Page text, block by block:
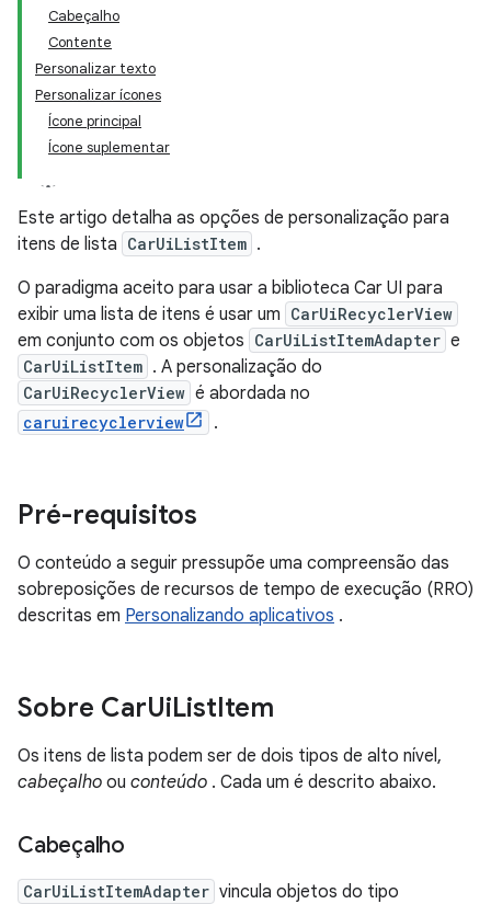
Cabeçalho
Contente
Personalizar texto
Personalizar ícones
Ícone principal
Ícone suplementar
Este artigo detalha as opções de personalização para
itens de lista CarUiListItem .
O paradigma aceito para usar a biblioteca Car UI para
exibir uma lista de itens é usar um CarUiRecyclerView
em conjunto com os objetos CarUiListItemAdapter e
CarUiListItem . A personalização do
CarUiRecyclerView é abordada no
caruirecyclerview .
Pré-requisitos
O conteúdo a seguir pressupõe uma compreensão das
sobreposições de recursos de tempo de execução (RRO)
descritas em Personalizando aplicativos .
Sobre CarUiListItem
Os itens de lista podem ser de dois tipos de alto nível,
cabeçalho ou conteúdo . Cada um é descrito abaixo.
Cabeçalho
CarUiListItemAdapter vincula objetos do tipo